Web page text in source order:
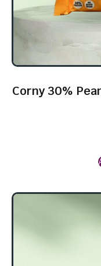
Corny 30%